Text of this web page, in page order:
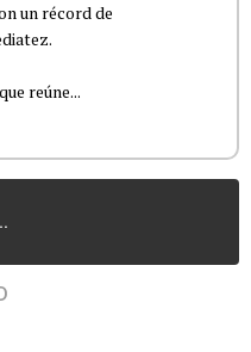
un récord de
reúne...